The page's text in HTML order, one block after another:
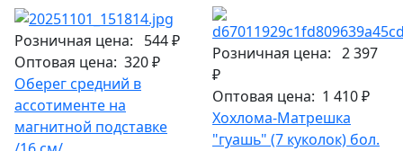
Розничная цена:
544 ₽
Оптовая цена: 320 ₽
Оберег средний в
ассотименте на
магнитной подставке
Розничная цена: 2 397
₽
Оптовая цена: 1 410 ₽
Хохлома-Матрешка
"гуашь" (7 куколок) бол.